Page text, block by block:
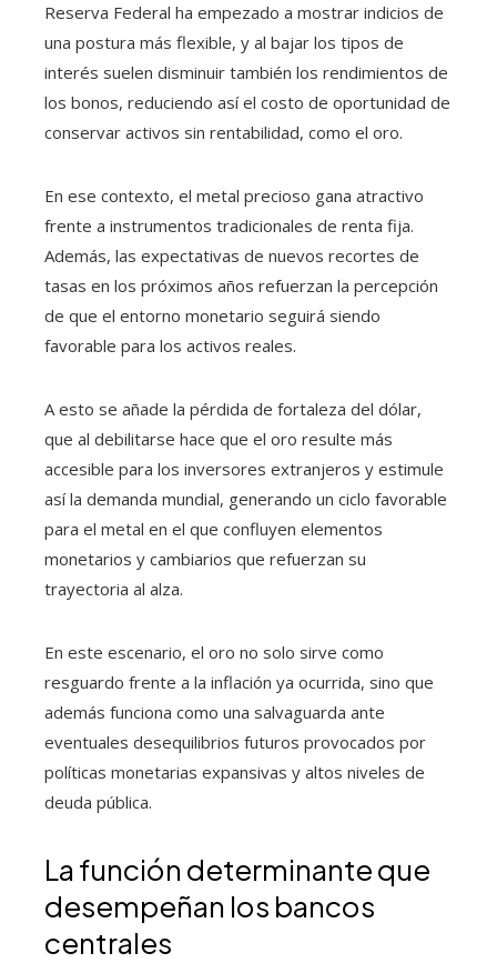
Reserva Federal ha empezado a mostrar indicios de
una postura más flexible, y al bajar los tipos de
interés suelen disminuir también los rendimientos de
los bonos, reduciendo así el costo de oportunidad de
conservar activos sin rentabilidad, como el oro.
En ese contexto, el metal precioso gana atractivo
frente a instrumentos tradicionales de renta fija.
Además, las expectativas de nuevos recortes de
tasas en los próximos años refuerzan la percepción
de que el entorno monetario seguirá siendo
favorable para los activos reales.
A esto se añade la pérdida de fortaleza del dólar,
que al debilitarse hace que el oro resulte más
accesible para los inversores extranjeros y estimule
así la demanda mundial, generando un ciclo favorable
para el metal en el que confluyen elementos
monetarios y cambiarios que refuerzan su
trayectoria al alza.
En este escenario, el oro no solo sirve como
resguardo frente a la inflación ya ocurrida, sino que
además funciona como una salvaguarda ante
eventuales desequilibrios futuros provocados por
políticas monetarias expansivas y altos niveles de
deuda pública.
La función determinante que
desempeñan los bancos
centrales